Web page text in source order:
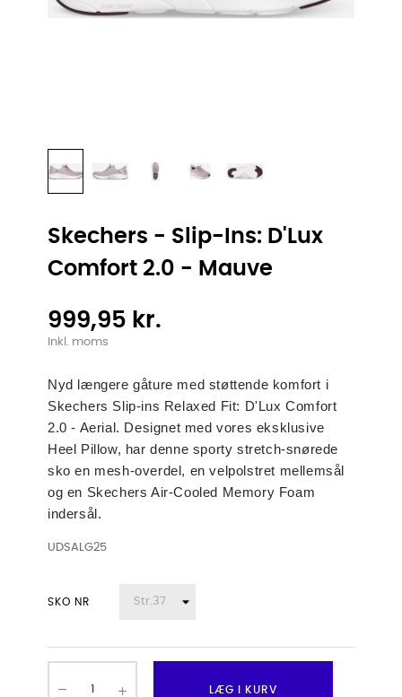
Skechers - Slip-Ins: D'Lux
Comfort 2.0 - Mauve
999,95 kr.
Inkl. moms
Nyd længere gåture med støttende komfort i
Skechers Slip-ins Relaxed Fit: D'Lux Comfort
2.0 - Aerial. Designet med vores eksklusive
Heel Pillow, har denne sporty stretch-snørede
sko en mesh-overdel, en velpolstret mellemsål
og en Skechers Air-Cooled Memory Foam
indersål.
UDSALG25
SKO NR
LÆG I KURV